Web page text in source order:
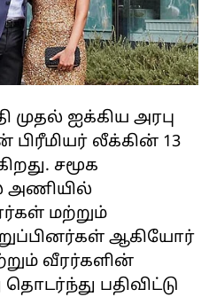
முதல் ஐக்கிய அரபு
பிரீமியர் லீக்கின் 13
சமூக
அணியில்
மற்றும்
ஆகியோர்
வீரர்களின்
பதிவிட்டு